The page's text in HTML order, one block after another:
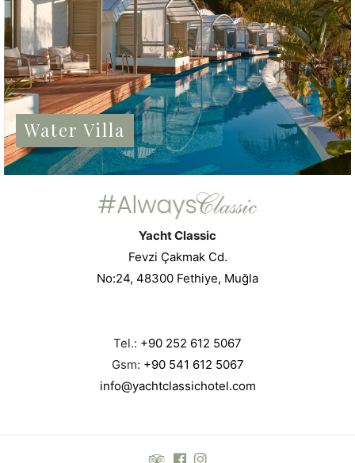
Water Villa
Yacht Classic
Fevzi Çakmak Cd.
No:24, 48300 Fethiye, Muğla
Tel.: +90 252 612 5067
Gsm: +90 541 612 5067
info@yachtclassichotel.com